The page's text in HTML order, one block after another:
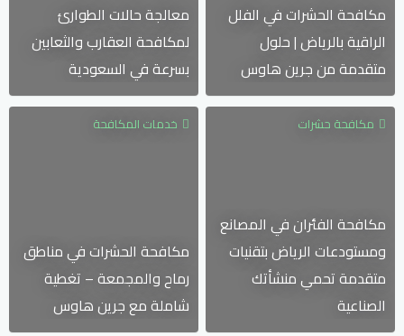
مكافحة الحشرات في الفلل
الراقية بالرياض | حلول
متقدمة من جرين هاوس
معالجة حالات الطوارئ
لمكافحة العقارب والثعابين
بسرعة في السعودية
مكافحة حشرات
مكافحة الفئران في المصانع
ومستودعات الرياض بتقنيات
متقدمة تحمي منشأتك
الصناعية
خدمات المكافحة
مكافحة الحشرات في مناطق
رماح والمجمعة – تغطية
شاملة مع جرين هاوس